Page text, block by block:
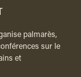
palmarès,
sur le
et